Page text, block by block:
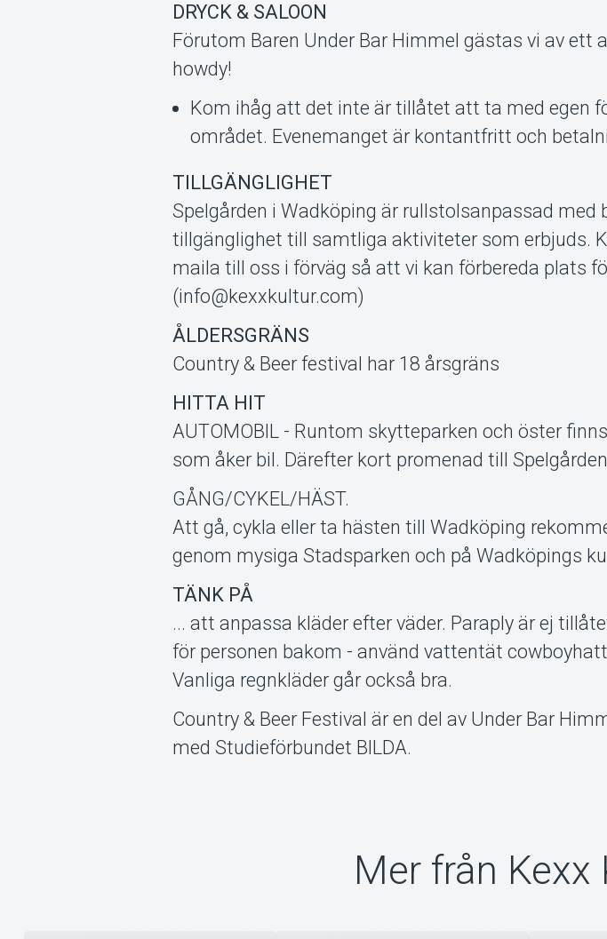
DRYCK & SALOON
Förutom Baren Under Bar Himmel gästas vi av ett
howdy!
Kom ihåg att det inte är tillåtet att ta med egen
området. Evenemanget är kontantfritt och
TILLGÄNGLIGHET
Spelgården i Wadköping är rullstolsanpassad med
tillgänglighet till samtliga aktiviteter som erbjuds.
maila till oss i förväg så att vi kan förbereda plats
(info@kexxkultur.com)
ÅLDERSGRÄNS
Country & Beer festival har 18 årsgräns
HITTA HIT
AUTOMOBIL - Runtom skytteparken och öster
som åker bil. Därefter kort promenad till
GÅNG/CYKEL/HÄST.
Att gå, cykla eller ta hästen till Wadköping
genom mysiga Stadsparken och på Wadköpings
TÄNK PÅ
... att anpassa kläder efter väder. Paraply är ej
för personen bakom - använd vattentät
Vanliga regnkläder går också bra.
Country & Beer Festival är en del av Under Bar
med Studieförbundet BILDA.
Mer från Kexx